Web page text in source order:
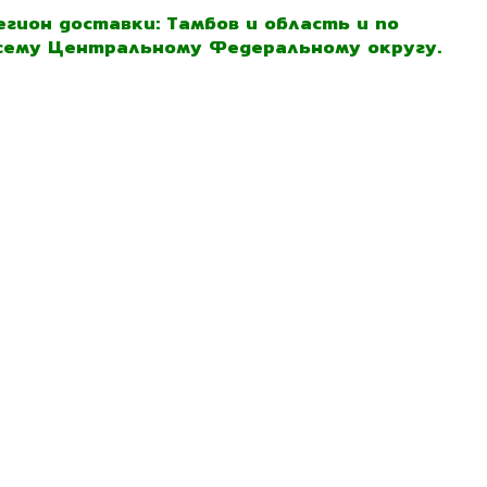
доставки: Тамбов и область и по
Центральному Федеральному округу.